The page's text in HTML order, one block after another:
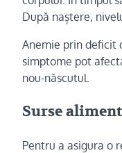
După naștere,
Anemie prin deficit
simptome pot
nou-născutul.
Surse
Pentru a asigura o